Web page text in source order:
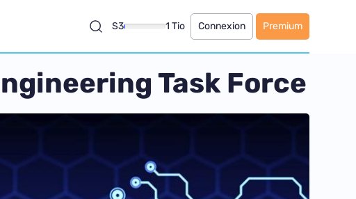
S3 1 Tio Connexion Premium
Task Force